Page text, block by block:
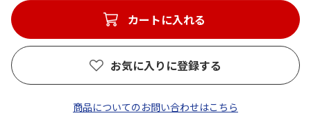
カートに入れる
お気に入りに登録する
商品についてのお問い合わせはこちら